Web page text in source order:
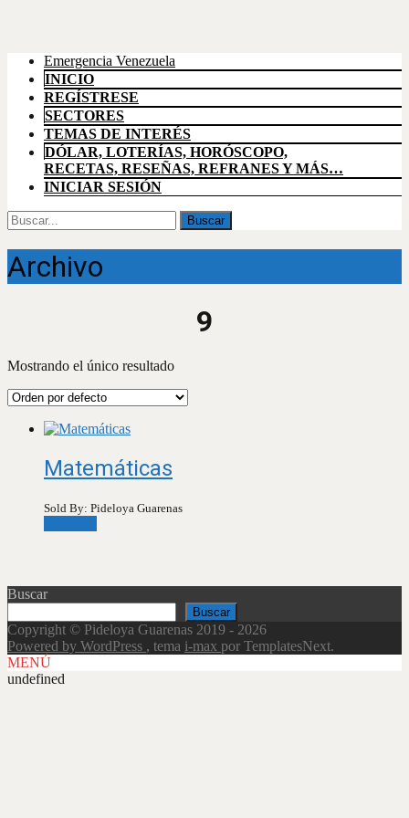
Emergencia Venezuela
INICIO
REGÍSTRESE
SECTORES
TEMAS DE INTERÉS
DÓLAR, LOTERÍAS, HORÓSCOPO,
RECETAS, RESEÑAS, REFRANES Y MÁS…
INICIAR SESIÓN
Buscar
por:
Archivo
9
Mostrando el único resultado
Matemáticas
Sold By: Pideloya Guarenas
Buscar
Buscar
Copyright © Pideloya Guarenas 2019 - 2026
Powered by WordPress , tema i-max por TemplatesNext.
MENÚ
undefined